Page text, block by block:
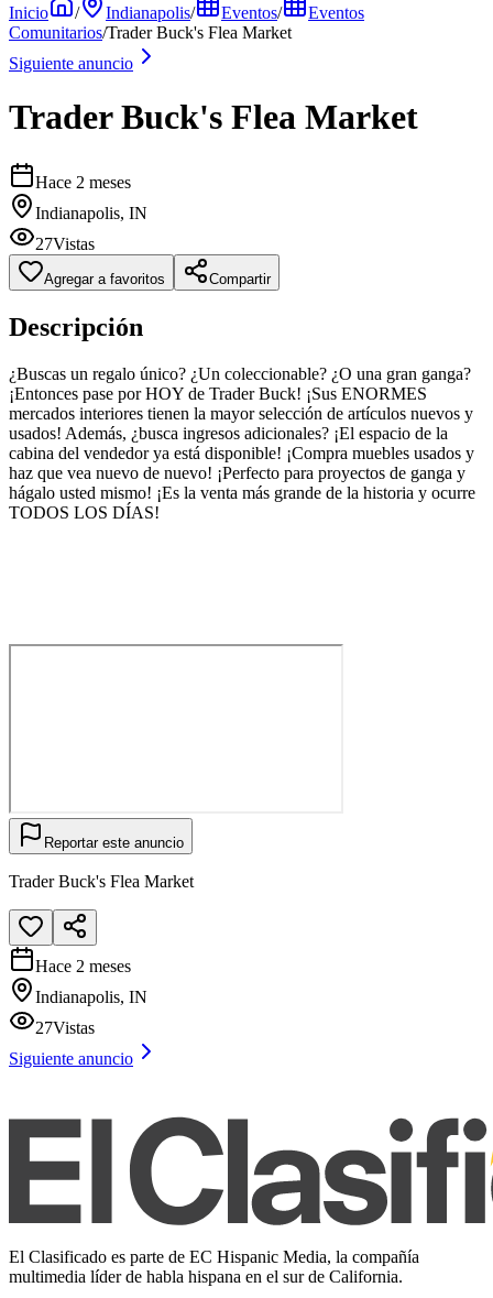
Inicio / Indianapolis/ Eventos/
Eventos
Comunitarios/Trader Buck's Flea Market
Siguiente anuncio
Trader Buck's Flea Market
Hace 2 meses
Indianapolis, IN
27Vistas
Agregar a favoritos Compartir
Descripción
¿Buscas un regalo único? ¿Un coleccionable? ¿O una gran ganga?
¡Entonces pase por HOY de Trader Buck! ¡Sus ENORMES
mercados interiores tienen la mayor selección de artículos nuevos y
usados! Además, ¿busca ingresos adicionales? ¡El espacio de la
cabina del vendedor ya está disponible! ¡Compra muebles usados ​​y
haz que vea nuevo de nuevo! ¡Perfecto para proyectos de ganga y
hágalo usted mismo! ¡Es la venta más grande de la historia y ocurre
TODOS LOS DÍAS!
Reportar este anuncio
Trader Buck's Flea Market
Hace 2 meses
Indianapolis, IN
27Vistas
Siguiente anuncio
El Clasificado es parte de EC Hispanic Media, la compañía
multimedia líder de habla hispana en el sur de California.